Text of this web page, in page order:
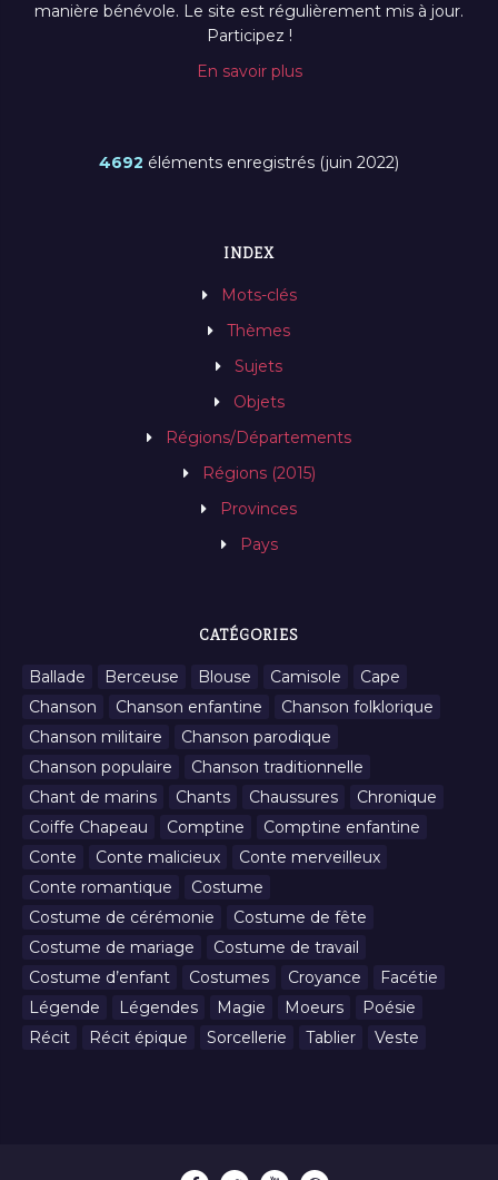
manière bénévole. Le site est régulièrement mis à jour.
Participez !
En savoir plus
4692 éléments enregistrés (juin 2022)
INDEX
Mots-clés
Thèmes
Sujets
Objets
Régions/Départements
Régions (2015)
Provinces
Pays
CATÉGORIES
Ballade Berceuse Blouse Camisole
Cape
Chanson
Chanson enfantine
Chanson folklorique
Chanson militaire
Chanson parodique
Chanson populaire
Chanson traditionnelle
Chant de marins
Chants Chaussures
Chronique
Coiffe Chapeau
Comptine
Comptine enfantine
Conte
Conte malicieux
Conte merveilleux
Conte romantique
Costume
Costume de cérémonie
Costume de fête
Costume de mariage
Costume de travail
Costume d’enfant
Costumes Croyance
Facétie
Légende
Légendes Magie Moeurs
Poésie
Récit
Récit épique Sorcellerie Tablier Veste